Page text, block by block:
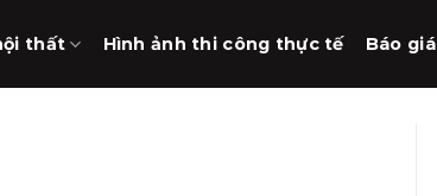
thất Hình ảnh thi công thực tế Báo giá